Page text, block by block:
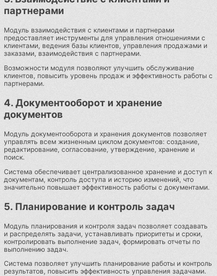
партнерами
Модуль взаимодействия с клиентами и партнерами
предоставляет инструменты для управления отношениями с
клиентами, ведения базы клиентов, управления продажами и
заказами, взаимодействия с партнерами.
Возможности модуля позволяют улучшить обслуживание
клиентов, повысить уровень продаж и эффективность работы с
партнерами.
4. Документооборот и хранение
документов
Модуль документооборота и хранения документов позволяет
управлять всем жизненным циклом документов: создание,
редактирование, согласование, утверждение, хранение и
поиск.
Система обеспечивает централизованное хранение и доступ к
документам, контроль доступа и историю изменений, что
значительно повышает эффективность работы с документами.
5. Планирование и контроль задач
Модуль планирования и контроля задач позволяет создавать
и распределять задачи, устанавливать приоритеты и сроки,
контролировать выполнение задач, формировать отчеты по
выполнению задач.
Система позволяет улучшить планирование работы и контроль
результатов, повысить эффективность управления задачами.